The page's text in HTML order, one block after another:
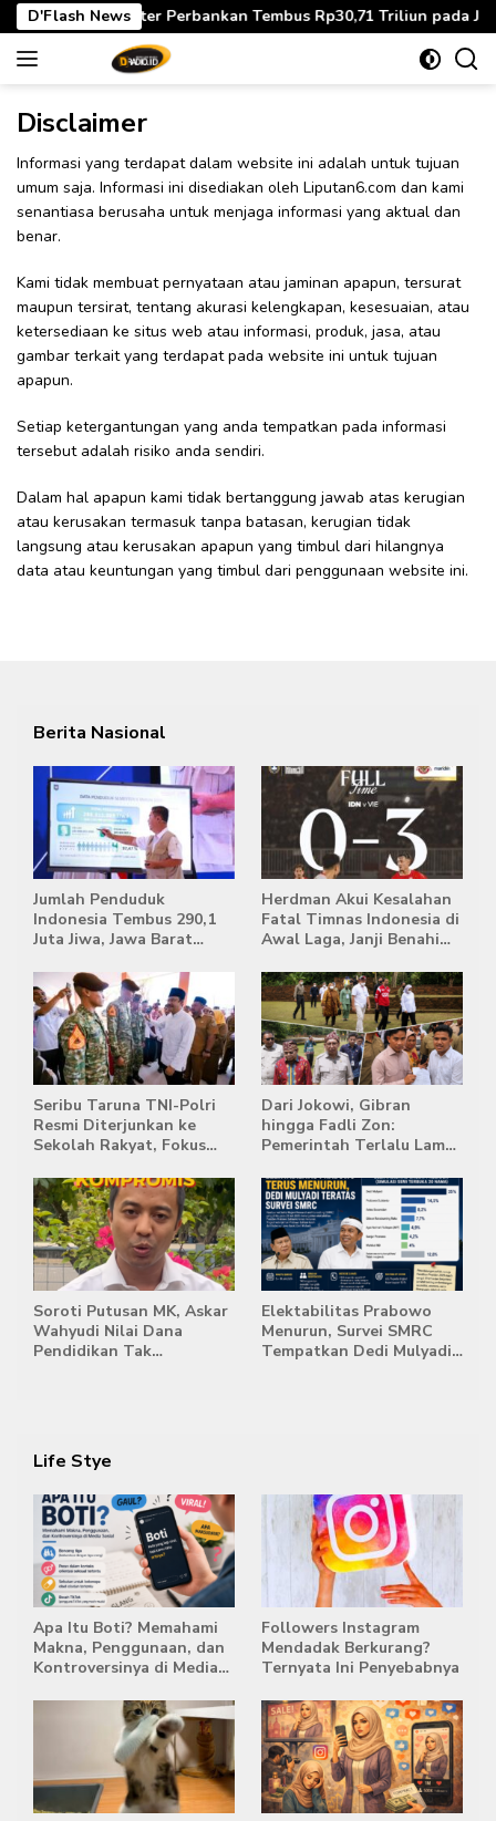
Langsung
ke
konten
D'Flash News
Paylater Perbankan Tembus Rp30,71 Triliun pada Juni
Disclaimer
Informasi yang terdapat dalam website ini adalah untuk tujuan
umum saja. Informasi ini disediakan oleh Liputan6.com dan kami
senantiasa berusaha untuk menjaga informasi yang aktual dan
benar.
Kami tidak membuat pernyataan atau jaminan apapun, tersurat
maupun tersirat, tentang akurasi kelengkapan, kesesuaian, atau
ketersediaan ke situs web atau informasi, produk, jasa, atau
gambar terkait yang terdapat pada website ini untuk tujuan
apapun.
Setiap ketergantungan yang anda tempatkan pada informasi
tersebut adalah risiko anda sendiri.
Dalam hal apapun kami tidak bertanggung jawab atas kerugian
atau kerusakan termasuk tanpa batasan, kerugian tidak
langsung atau kerusakan apapun yang timbul dari hilangnya
data atau keuntungan yang timbul dari penggunaan website ini.
Berita Nasional
Jumlah Penduduk
Indonesia Tembus 290,1
Juta Jiwa, Jawa Barat
Terpadat
Herdman Akui Kesalahan
Fatal Timnas Indonesia di
Awal Laga, Janji Benahi
Singapura
Seribu Taruna TNI-Polri
Resmi Diterjunkan ke
Sekolah Rakyat, Fokus
Kemandirian Siswa
Dari Jokowi, Gibran
hingga Fadli Zon:
Pemerintah Terlalu Lama
Stockpile Batu Bara Masih
Mengepung Candi Muaro
Jambi
Soroti Putusan MK, Askar
Wahyudi Nilai Dana
Pendidikan Tak
Elektabilitas Prabowo
Menurun, Survei SMRC
Tempatkan Dedi Mulyadi
Life Stye
Apa Itu Boti? Memahami
Makna, Penggunaan, dan
Kontroversinya di Media
Followers Instagram
Mendadak Berkurang?
Ternyata Ini Penyebabnya